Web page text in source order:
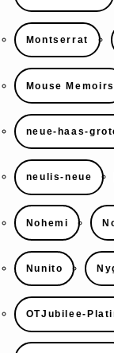
Montserrat
Mouse Memoirs
neue-haas-
neulis-neue
Nohemi
Nunito
OTJubilee-